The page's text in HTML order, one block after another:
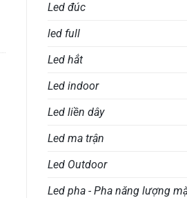
Led đúc
led full
Led hắt
Led indoor
Led liền dây
Led ma trận
Led Outdoor
Led pha - Pha năng lượng